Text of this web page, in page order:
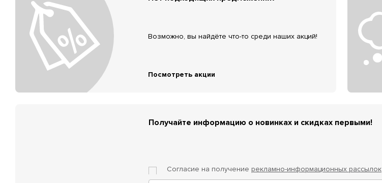
Возможно, вы найдёте что-то среди наших акций!
Посмотреть акции
Получайте информацию о новинках и скидках первыми!
Согласие на получение рекламно-информационных рассылок